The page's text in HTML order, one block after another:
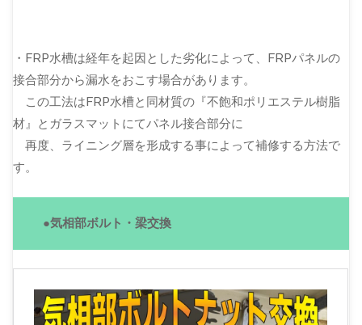
・FRP水槽は経年を起因とした劣化によって、FRPパネルの
接合部分から漏水をおこす場合があります。
この工法はFRP水槽と同材質の『不飽和ポリエステル樹脂
材』とガラスマットにてパネル接合部分に
再度、ライニング層を形成する事によって補修する方法で
す。
●気相部ボルト・梁交換